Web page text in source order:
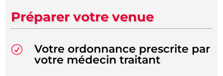
Préparer votre venue
R
Votre ordonnance prescrite par
votre médecin traitant